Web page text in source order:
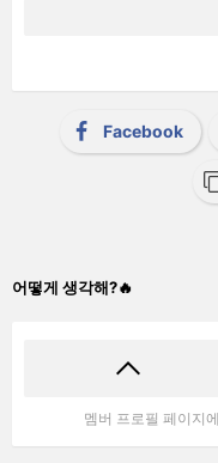
Facebook
어떻게 생각해?🔥
멤버 프로필 페이지